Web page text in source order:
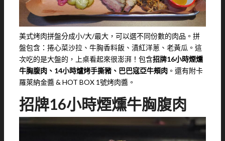
美式烤肉拼盤分成小/大/最大，可以選不同份數的肉品。拼
盤包含：捲心菜沙拉、牛胸香料飯、漬紅洋蔥、老黃瓜。這
次吃的是大盤的，上桌看起來很澎湃！包含招牌16小時煙燻
牛胸腹肉、14小時爐烤手撕豬、巴巴寇亞牛頰肉 。還有附卡
羅萊納金醬 & HOT BOX 1號烤肉醬。
招牌16小時煙燻牛胸腹肉